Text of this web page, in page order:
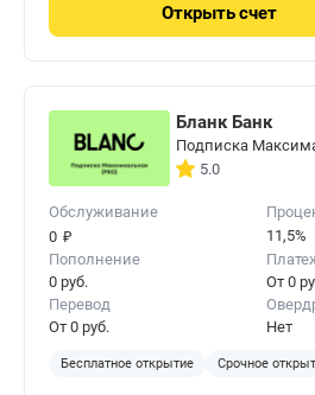
Открытьсчет
Бланк Банк
Подписка
5.0
Обслуживание
0 ₽
11,5%
Пополнение
0 руб.
От 0
Перевод
От 0 руб.
Нет
Бесплатное открытие Срочное